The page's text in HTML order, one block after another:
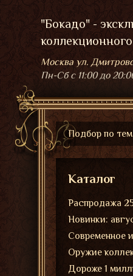
"Бокадо" -
Москва ул.
Пн-Сбс 11:00 до
Подбор по
Каталог
Распродажа
Новинки:
Современное
Оружие
Дороже 1